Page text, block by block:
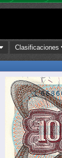
Clasificaciones